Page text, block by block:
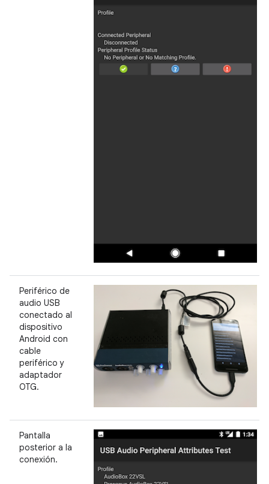
Periférico de
audio USB
conectado al
dispositivo
Android con
cable
periférico y
adaptador
OTG.
Pantalla
posterior a la
conexión.